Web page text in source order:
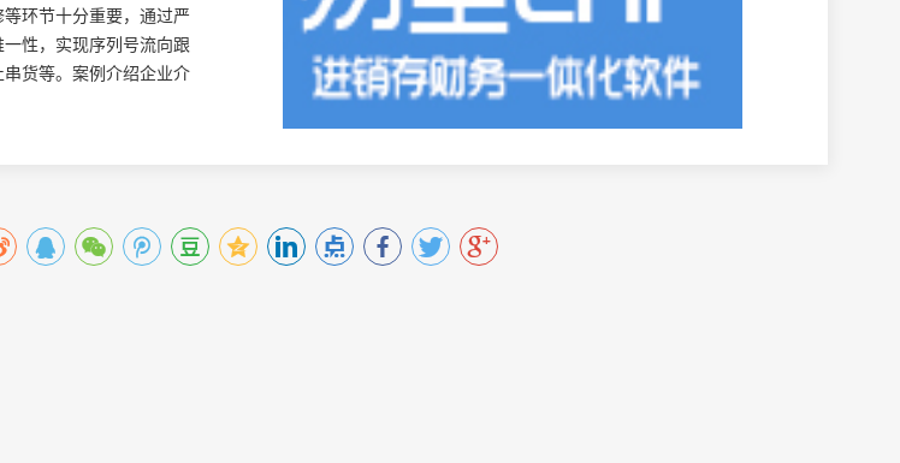
环节十分重要，通过严
性，实现序列号流向跟
货等。案例介绍企业介